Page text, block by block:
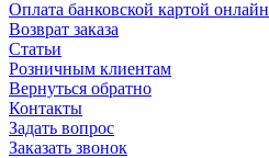
Оплата банковской картой онлайн
Возврат заказа
Статьи
Розничным клиентам
Вернуться обратно
Контакты
Задать вопрос
Заказать звонок